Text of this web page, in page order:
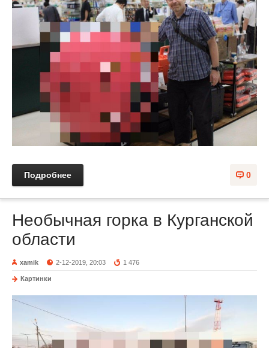
0
Подробнее
Необычная горка в Курганской
области
xamik 2-12-2019, 20:03 1 476
Картинки